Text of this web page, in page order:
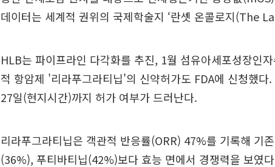
데이터는 세계적 권위의 국제학술지 ‘란셋 온콜로지(The
HLB는 파이프라인 다각화를 추진, 1월 섬유아세포성장인
적 항암제 '리라푸그라티닙'의 신약허가도 FDA에 신청했다
27일(현지시간)까지 허가 여부가 드러난다.
리라푸그라티닙은 객관적 반응률(ORR) 47%를 기록해 기
(36%), 푸티바티닙(42%)보다 효능 면에서 경쟁력을 보였